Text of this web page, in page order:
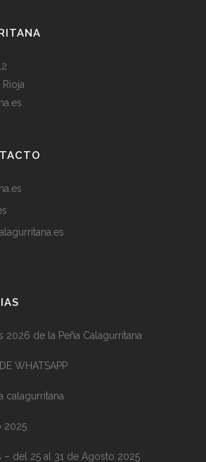
2026 de la Peña Calagurritana
WHATSAPP
calagurritana
2025
– del 25 al 31 de Agosto 2025